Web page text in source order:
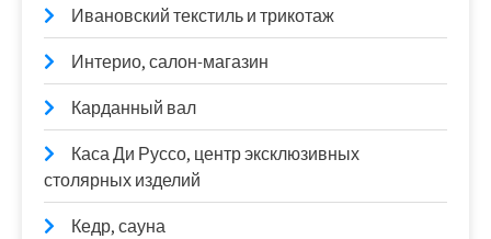
Ивановский текстиль и трикотаж
Интерио, салон-магазин
Карданный вал
Каса Ди Руссо, центр эксклюзивных
столярных изделий
Кедр, сауна